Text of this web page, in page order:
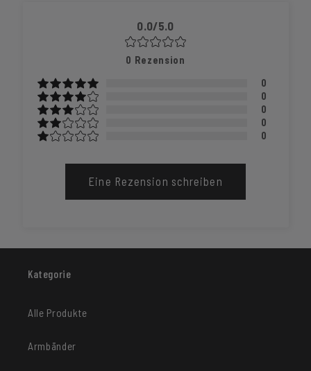
0.0/5.0
0 Rezension
0
0
0
0
0
Eine Rezension schreiben
Kategorie
Alle Produkte
Armbänder